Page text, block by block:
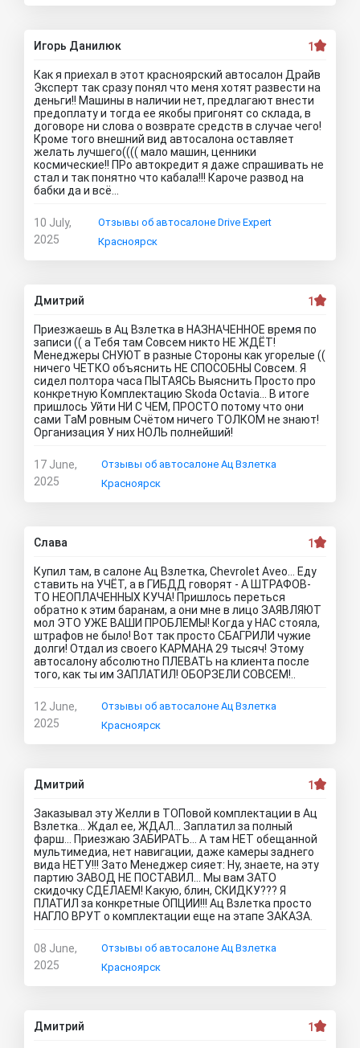
Игорь Данилюк 1
Как я приехал в этот красноярский автосалон Драйв
Эксперт так сразу понял что меня хотят развести на
деньги!! Машины в наличии нет, предлагают внести
предоплату и тогда ее якобы пригонят со склада, в
договоре ни слова о возврате средств в случае чего!
Кроме того внешний вид автосалона оставляет
желать лучшего(((( мало машин, ценники
космические!! ПРо автокредит я даже спрашивать не
стал и так понятно что кабала!!! Кароче развод на
бабки да и всё...
10 July,
2025
Отзывы об автосалоне Drive Expert
Красноярск
Дмитрий 1
Приезжаешь в Ац Взлетка в НАЗНАЧЕННОЕ время по
записи (( а Тебя там Совсем никто НЕ ЖДЁТ!
Менеджеры СНУЮТ в разные Стороны как угорелые ((
ничего ЧЕТКО объяснить НЕ СПОСОБНЫ Совсем. Я
сидел полтора часа ПЫТАЯСЬ Выяснить Просто про
конкретную Комплектацию Skoda Octavia… В итоге
пришлось Уйти НИ С ЧЕМ, ПРОСТО потому что они
сами ТаМ ровным Счётом ничего ТОЛКОМ не знают!
Организация У них НОЛЬ полнейший!
17 June,
2025
Отзывы об автосалоне Ац Взлетка
Красноярск
Слава 1
Купил там, в салоне Ац Взлетка, Chevrolet Aveo… Еду
ставить на УЧЁТ, а в ГИБДД говорят - А ШТРАФОВ-
ТО НЕОПЛАЧЕННЫХ КУЧА! Пришлось переться
обратно к этим баранам, а они мне в лицо ЗАЯВЛЯЮТ
мол ЭТО УЖЕ ВАШИ ПРОБЛЕМЫ! Когда у НАС стояла,
штрафов не было! Вот так просто СБАГРИЛИ чужие
долги! Отдал из своего КАРМАНА 29 тысяч! Этому
автосалону абсолютно ПЛЕВАТЬ на клиента после
того, как ты им ЗАПЛАТИЛ! ОБОРЗЕЛИ СОВСЕМ!..
12 June,
2025
Отзывы об автосалоне Ац Взлетка
Красноярск
Дмитрий 1
Заказывал эту Желли в ТОПовой комплектации в Ац
Взлетка… Ждал ее, ЖДАЛ… Заплатил за полный
фарш… Приезжаю ЗАБИРАТЬ… А там НЕТ обещанной
мультимедиа, нет навигации, даже камеры заднего
вида НЕТУ!!! Зато Менеджер сияет: Ну, знаете, на эту
партию ЗАВОД НЕ ПОСТАВИЛ… Мы вам ЗАТО
скидочку СДЕЛАЕМ! Какую, блин, СКИДКУ??? Я
ПЛАТИЛ за конкретные ОПЦИИ!!! Ац Взлетка просто
НАГЛО ВРУТ о комплектации еще на этапе ЗАКАЗА.
08 June,
2025
Отзывы об автосалоне Ац Взлетка
Красноярск
Дмитрий 1